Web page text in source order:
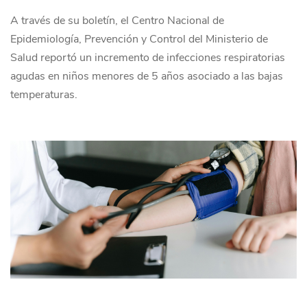
A través de su boletín, el Centro Nacional de
Epidemiología, Prevención y Control del Ministerio de
Salud reportó un incremento de infecciones respiratorias
agudas en niños menores de 5 años asociado a las bajas
temperaturas.